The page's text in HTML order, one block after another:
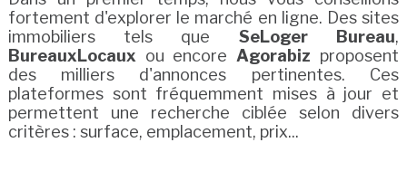
fortement d'explorer le marché en ligne. Des sites
immobiliers tels que SeLoger Bureau,
BureauxLocaux ou encore Agorabiz proposent
des milliers d'annonces pertinentes. Ces
plateformes sont fréquemment mises à jour et
permettent une recherche ciblée selon divers
critères : surface, emplacement, prix...